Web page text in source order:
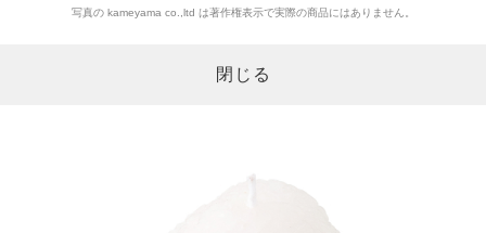
写真の kameyama co.,ltd は著作権表示で実際の商品にはありません。
閉じる